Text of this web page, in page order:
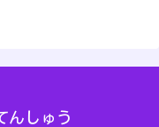
んしゅう